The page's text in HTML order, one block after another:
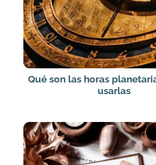
Qué son las horas
usarlas